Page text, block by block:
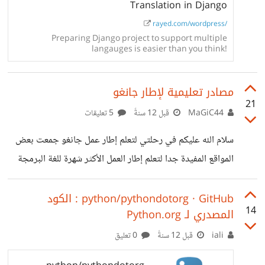
Translation in Django
rayed.com/wordpress/
Preparing Django project to support multiple
langauges is easier than you think!
21
مصادر تعليمية ﻹطار جانغو
قبل 12 سنةً
سلام الله عليكم في رحلتي لتعلم إطار عمل جانغو جمعت بعض
المواقع المفيدة جدا لتعلم إطار العمل اﻷكثر شهرة للغة البرمجة
بايثون في مجال تطوير الويب و أحببت أن أشاركها ممن يهتمون
بتعلم جانغو. 1- موقع إنطلق جانغو https://godjango.com/
2- إضافات جانغو https://www.djangopackages.com/
3- لقاءات جانغو
http://equallytrue.blogspot.com/2012/05/170-
14
python/pythondotorg · GitHub : الكود
المصدري لـ Python.org
قبل 12 سنةً